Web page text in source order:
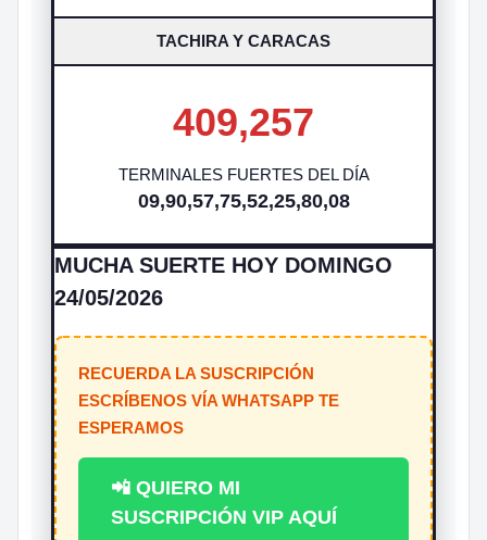
TACHIRA Y CARACAS
409,257
TERMINALES FUERTES DEL DÍA
09,90,57,75,52,25,80,08
MUCHA SUERTE HOY DOMINGO
24/05/2026
RECUERDA LA SUSCRIPCIÓN
ESCRÍBENOS VÍA WHATSAPP TE
ESPERAMOS
📲 QUIERO MI
SUSCRIPCIÓN VIP AQUÍ